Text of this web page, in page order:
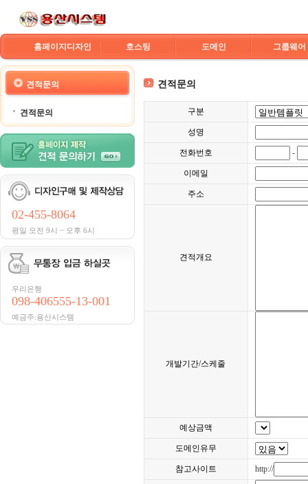
홈페이지디자인 호스팅 도메인 그룹웨어
견적문의
견적문의
02-455-8064
평일 오전 9시 ~ 오후 6시
우리은행
098-406555-13-001
예금주:용산시스템
견적문의
구분
성명
전화번호 -
이메일
주소
견적개요
개발기간/스케줄
예상금액
도메인유무
참고사이트 http://